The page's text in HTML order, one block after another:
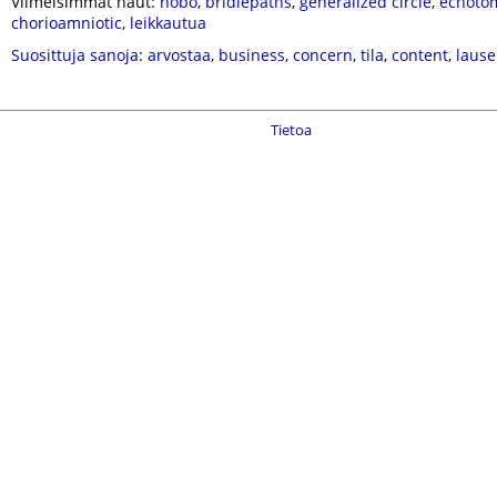
chorioamniotic, leikkautua
Suosittuja sanoja: arvostaa, business, concern, tila, content, lause
Tietoa